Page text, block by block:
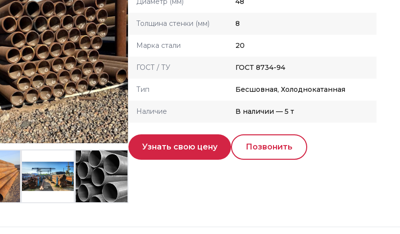
Толщина стенки (мм) 8
Марка стали 20
ГОСТ / ТУ ГОСТ 8734-94
Тип Бесшовная, Холоднокатанная
Наличие В наличии — 5 т
Узнать свою цену Позвонить